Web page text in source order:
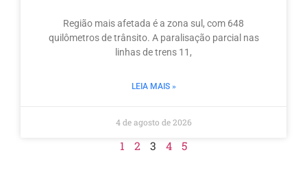
Região mais afetada é a zona sul, com 648
quilômetros de trânsito. A paralisação parcial nas
linhas de trens 11,
LEIA MAIS »
4 de agosto de 2026
1 2 3 4 5